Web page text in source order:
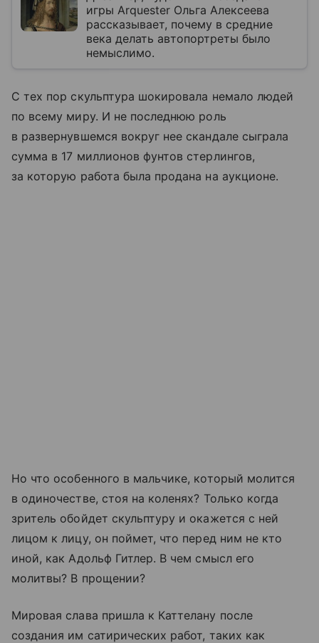
игры Arquester Ольга Алексеева
рассказывает, почему в средние
века делать автопортреты было
немыслимо.
С тех пор скульптура шокировала немало людей
по всему миру. И не последнюю роль
в развернувшемся вокруг нее скандале сыграла
сумма в 17 миллионов фунтов стерлингов,
за которую работа была продана на аукционе.
Но что особенного в мальчике, который молится
в одиночестве, стоя на коленях? Только когда
зритель обойдет скульптуру и окажется с ней
лицом к лицу, он поймет, что перед ним не кто
иной, как Адольф Гитлер. В чем смысл его
молитвы? В прощении?
Мировая слава пришла к Каттелану после
создания им сатирических работ, таких как